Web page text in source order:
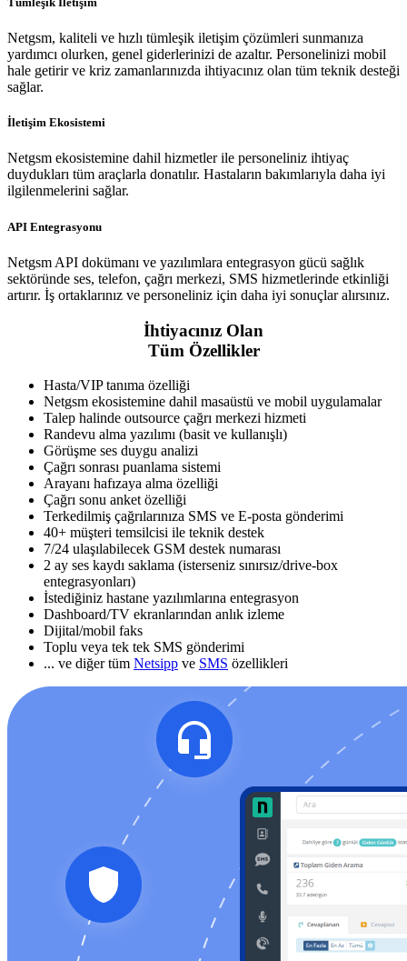
Netgsm, kaliteli ve hızlı tümleşik iletişim çözümleri sunmanıza
yardımcı olurken, genel giderlerinizi de azaltır. Personelinizi mobil
hale getirir ve kriz zamanlarınızda ihtiyacınız olan tüm teknik desteği
sağlar.
İletişim Ekosistemi
Netgsm ekosistemine dahil hizmetler ile personeliniz ihtiyaç
duydukları tüm araçlarla donatılır. Hastaların bakımlarıyla daha iyi
ilgilenmelerini sağlar.
API Entegrasyonu
Netgsm API dokümanı ve yazılımlara entegrasyon gücü sağlık
sektöründe ses, telefon, çağrı merkezi, SMS hizmetlerinde etkinliği
artırır. İş ortaklarınız ve personeliniz için daha iyi sonuçlar alırsınız.
İhtiyacınız Olan
Tüm Özellikler
Hasta/VIP tanıma özelliği
Netgsm ekosistemine dahil masaüstü ve mobil uygulamalar
Talep halinde outsource çağrı merkezi hizmeti
Randevu alma yazılımı (basit ve kullanışlı)
Görüşme ses duygu analizi
Çağrı sonrası puanlama sistemi
Arayanı hafızaya alma özelliği
Çağrı sonu anket özelliği
Terkedilmiş çağrılarınıza SMS ve E-posta gönderimi
40+ müşteri temsilcisi ile teknik destek
7/24 ulaşılabilecek GSM destek numarası
2 ay ses kaydı saklama (isterseniz sınırsız/drive-box
entegrasyonları)
İstediğiniz hastane yazılımlarına entegrasyon
Dashboard/TV ekranlarından anlık izleme
Dijital/mobil faks
Toplu veya tek tek SMS gönderimi
... ve diğer tüm Netsipp ve SMS özellikleri